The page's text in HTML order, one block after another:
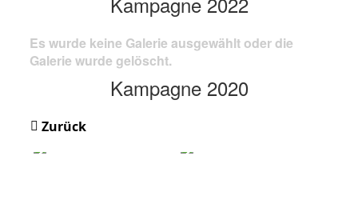
Es wurde keine Galerie ausgewählt oder die
Galerie wurde gelöscht.
Kampagne 2020
Zurück